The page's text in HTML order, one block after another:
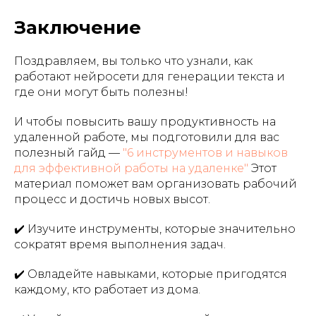
Заключение
Поздравляем, вы только что узнали, как
работают нейросети для генерации текста и
где они могут быть полезны!
И чтобы повысить вашу продуктивность на
удаленной работе, мы подготовили для вас
полезный гайд — "6 инструментов и навыков
для эффективной работы на удаленке" Этот
материал поможет вам организовать рабочий
процесс и достичь новых высот.
✔️ Изучите инструменты, которые значительно
сократят время выполнения задач.
✔️ Овладейте навыками, которые пригодятся
каждому, кто работает из дома.
support@neuroboost.io
Задать вопрос
Остались вопросы?
Санкт-Петербург г, ул. Чапаева, д. 3, литера Б,
ООО «Инвест Портал». ИНН 7801558015. ОГРН